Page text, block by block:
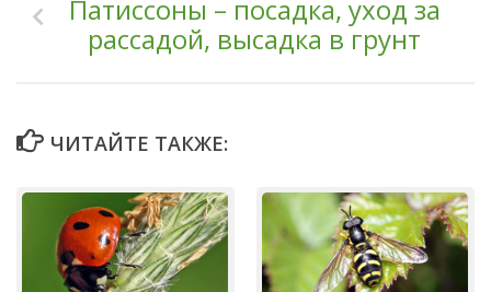
Патиссоны – посадка, уход за
рассадой, высадка в грунт
ЧИТАЙТЕ ТАКЖЕ: